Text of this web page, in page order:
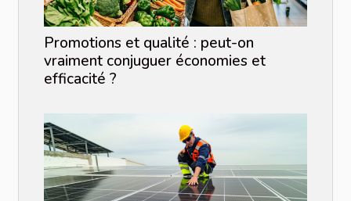
Promotions et qualité : peut-on
vraiment conjuguer économies et
efficacité ?